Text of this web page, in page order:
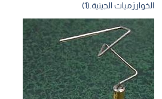
الخوارزميات الجينية.(1)